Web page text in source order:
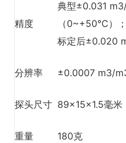
精度
典型±0.031
（0~+50℃）
标定后±0.020
分辨率 ±0.0007 m3/
探头尺寸 89×15×1.5毫米
重量 180克